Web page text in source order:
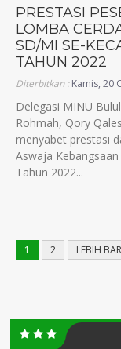
PRESTASI
LOMBA
SD/MI SE-
TAHUN 2022
Diterbitkan :Kamis, 20
Delegasi MINU
Rohmah, Qory
menyabet prestasi
Aswaja
Tahun 2022...
1 2 LEBIH